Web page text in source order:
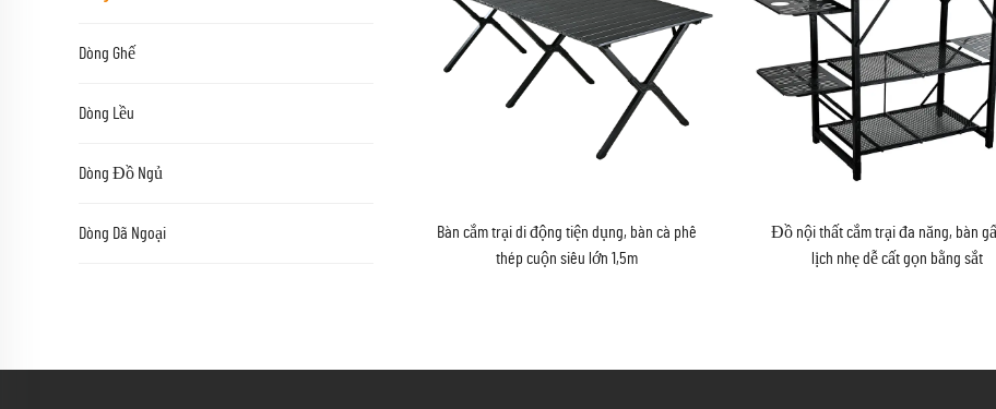
Dòng Ghế
Dòng Lều
Dòng Đồ Ngủ
Dòng Dã Ngoại
Bàn cắm trại di động tiện dụng, bàn cà phê
thép cuộn siêu lớn 1,5m
Đồ nội thất cắm trại đa năng, bàn
lịch nhẹ dễ cất gọn bằng sắt